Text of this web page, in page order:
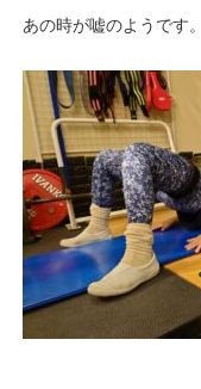
あの時が嘘のようです。